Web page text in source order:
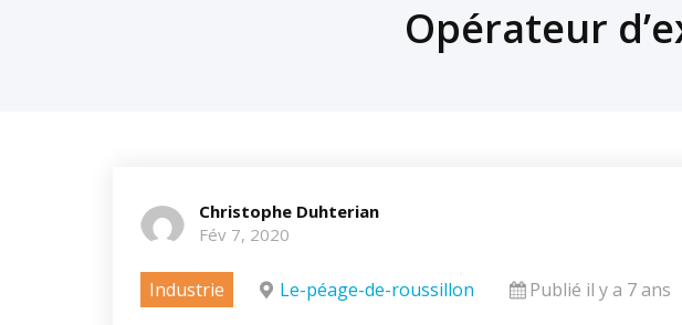
Opérateur
Christophe Duhterian
Fév 7, 2020
Industrie Le-péage-de-roussillon Publié il y a 7 ans